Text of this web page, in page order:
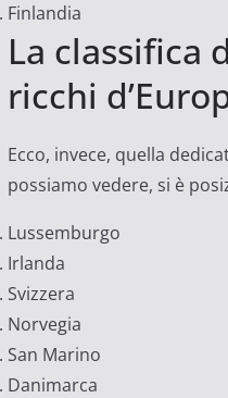
Finlandia
La classifica
ricchi
Ecco, invece, quella
possiamo vedere, si è
Lussemburgo
Irlanda
Svizzera
Norvegia
San Marino
Danimarca